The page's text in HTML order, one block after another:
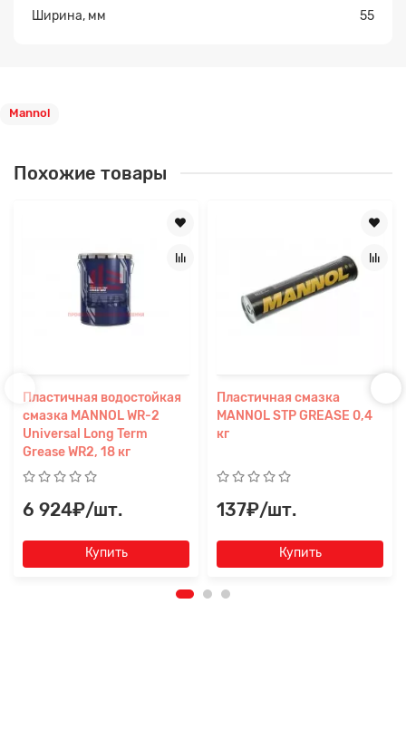
Ширина, мм 55
Mannol
Похожие товары
Пластичная водостойкая
смазка MANNOL WR-2
Universal Long Term
Grease WR2, 18 кг
6 924₽/шт.
Купить
Пластичная смазка
MANNOL STP GREASE 0,4
кг
137₽/шт.
Купить